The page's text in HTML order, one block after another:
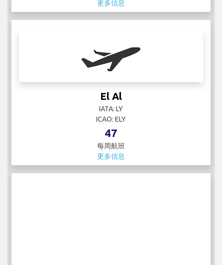
每周航班
Discover Airlines
IATA:
ICAO:
19
每周航班